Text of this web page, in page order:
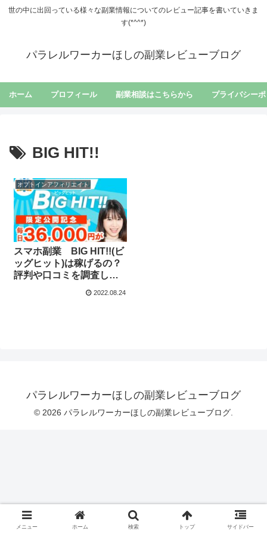
世の中に出回っている様々な副業情報についてのレビュー記事を書いていきま
す(*^^*)
パラレルワーカーほしの副業レビューブログ
ホーム プロフィール 副業相談はこちらから プライバシー
BIG HIT!!
オプトインアフィリエイト
スマホ副業 BIG HIT!!(ビ
ッグヒット)は稼げるの？
評判や口コミを調査しま
2022.08.24
パラレルワーカーほしの副業レビューブログ
© 2026 パラレルワーカーほしの副業レビューブログ.
メニュー ホーム 検索 トップ サイドバー